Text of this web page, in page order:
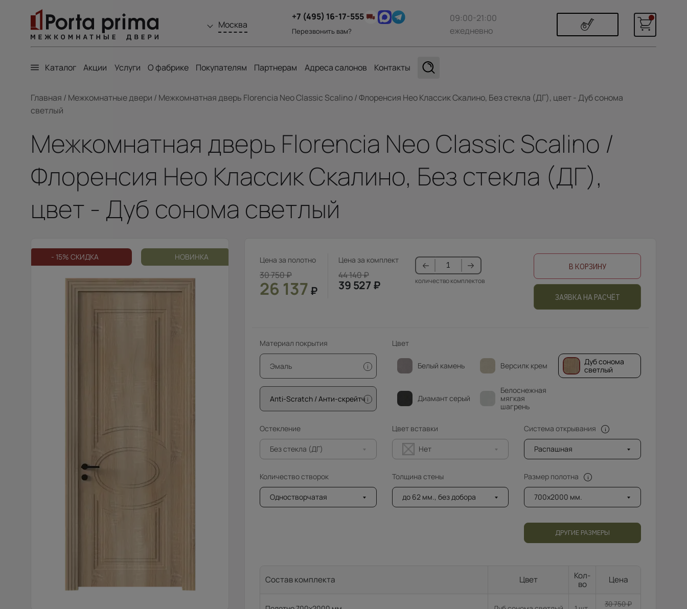
Москва
+7 (495) 16-17-555
Перезвонить вам?
09:00-21:00
ежедневно
Каталог Акции Услуги О фабрике Покупателям Партнерам Адреса салонов Контакты
Главная / Межкомнатные двери / Межкомнатная дверь Florencia Neo Classic Scalino / Флоренсия Нео Классик Скалино, Без стекла (ДГ), цвет - Дуб сонома
светлый
Межкомнатная дверь Florencia Neo Classic Scalino /
Флоренсия Нео Классик Скалино, Без стекла (ДГ),
цвет - Дуб сонома светлый
- 15% СКИДКА НОВИНКА Цена за полотно
30 750₽
26 137 ₽
Цена за комплект
44 140₽
39 527 ₽ количество комплектов
В КОРЗИНУ
ЗАЯВКА НА РАСЧЁТ
Материал покрытия
Эмаль i
Апti-Sсrаtсh / Анти-скрейтч i
Цвет
Белый камень Версилк крем
Дуб сонома
светлый
Диамант серый
Белоснежная
мягкая
шагрень
Остекление
Без стекла (ДГ)
Цвет вставки
Нет
Система открывания
Распашная
Количество створок
Одностворчатая
Толщина стены
до 62 мм., без добора
Размер полотна
700x2000 мм.
ДРУГИЕ РАЗМЕРЫ
Состав комплекта Цвет
Кол-
во
Цена
30 750₽